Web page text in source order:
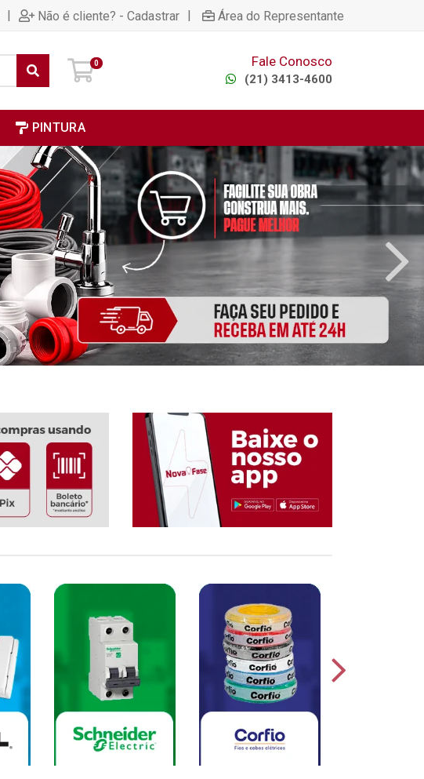
| Não é cliente? - Cadastrar | Área do Representante
0 Fale Conosco
(21) 3413-4600
PINTURA